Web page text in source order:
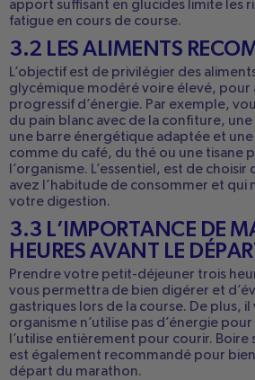
apport suffisant en glucides limite les
fatigue en cours de course.
3.2 LES ALIMENTS
L’objectif est de privilégier des
glycémique modéré voire élevé, pour
progressif d’énergie. Par exemple,
du pain blanc avec de la confiture,
une barre énergétique adaptée et
comme du café, du thé ou une tisane
l’organisme. L’essentiel, est de
avez l’habitude de consommer et qui
votre digestion.
3.3 L’IMPORTANCE DE
HEURES AVANT LE
Prendre votre petit-déjeuner trois
vous permettra de bien digérer et
gastriques lors de la course. De plus,
organisme n’utilise pas d’énergie
l’utilise entièrement pour courir. Boire
est également recommandé pour
départ du marathon.